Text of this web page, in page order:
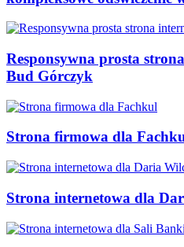
Responsywna prosta
Bud Górczyk
Strona firmowa dla
Strona internetowa dla